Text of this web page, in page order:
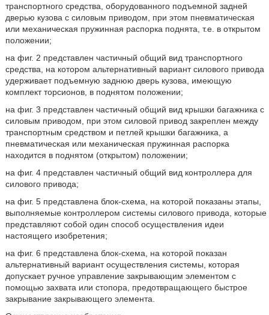
транспортного средства, оборудованного подъемной задней
дверью кузова с силовым приводом, при этом пневматическая
или механическая пружинная распорка поднята, т.е. в открытом
положении;
на фиг. 2 представлен частичный общий вид транспортного
средства, на котором альтернативный вариант силового привода
удерживает подъемную заднюю дверь кузова, имеющую
комплект торсионов, в поднятом положении;
на фиг. 3 представлен частичный общий вид крышки багажника с
силовым приводом, при этом силовой привод закреплен между
транспортным средством и петлей крышки багажника, а
пневматическая или механическая пружинная распорка
находится в поднятом (открытом) положении;
на фиг. 4 представлен частичный общий вид контроллера для
силового привода;
на фиг. 5 представлена блок-схема, на которой показаны этапы,
выполняемые контроллером системы силового привода, которые
представляют собой один способ осуществления идеи
настоящего изобретения;
на фиг. 6 представлена блок-схема, на которой показан
альтернативный вариант осуществления системы, которая
допускает ручное управление закрывающим элементом с
помощью захвата или стопора, предотвращающего быстрое
закрывание закрывающего элемента.